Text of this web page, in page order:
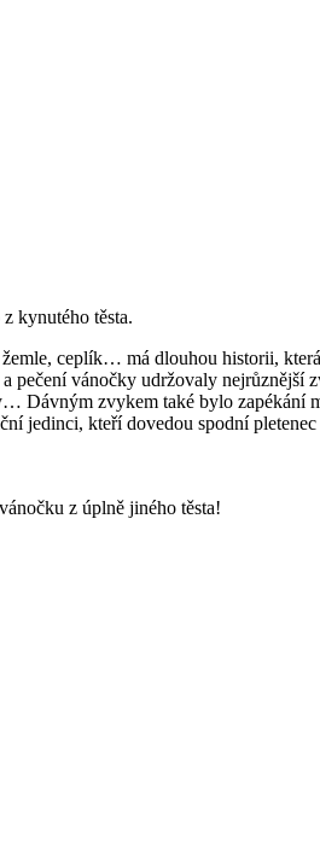
kynutého těsta.
ceplík… má dlouhou historii,
pečení vánočky udržovaly
Dávným zvykem také bylo
jedinci, kteří dovedou spodní
z úplně jiného těsta!